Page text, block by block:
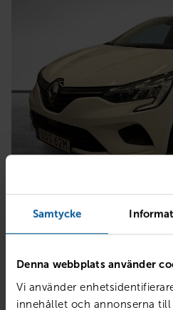
Samtycke
Denna webbplats använder
Vi använder
innehållet och annonserna till
RENAULT
Clio V TCe 90 Equilibre II 5-d
Mjölby 2023 1118 mil
PRIS